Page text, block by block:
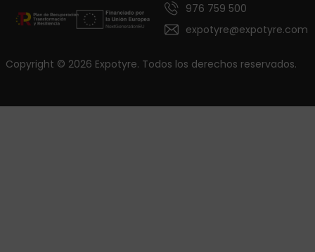
976 759 500
expotyre@expotyre.com
Copyright © 2026 Expotyre. Todos los derechos reservados.